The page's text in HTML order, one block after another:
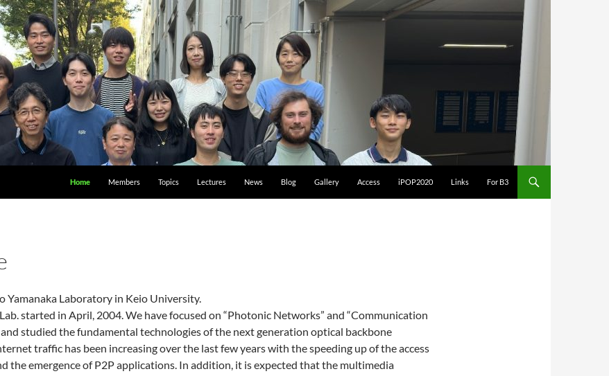
Home Members Topics Lectures News Blog Gallery Access iPOP2020 Links For B3
Yamanaka Laboratory in Keio University.
started in April, 2004. We have focused on “Photonic Networks” and “Communication
studied the fundamental technologies of the next generation optical backbone
traffic has been increasing over the last few years with the speeding up of the access
the emergence of P2P applications. In addition, it is expected that the multimedia